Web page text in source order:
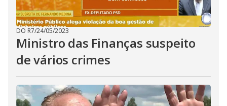
DO R7/24/05/2023
Ministro das Finanças suspeito
de vários crimes